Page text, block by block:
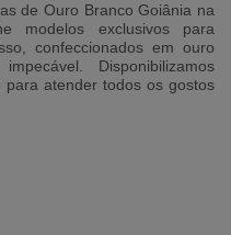
de Ouro Branco Goiânia na
modelos exclusivos para
confeccionados em ouro
Disponibilizamos
atender todos os gostos